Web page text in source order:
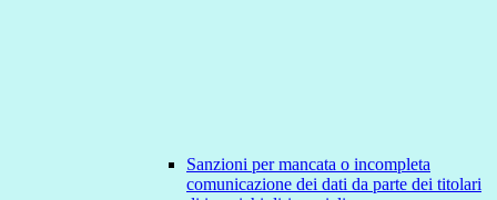
Sanzioni per mancata o incompleta
comunicazione dei dati da parte dei titolari